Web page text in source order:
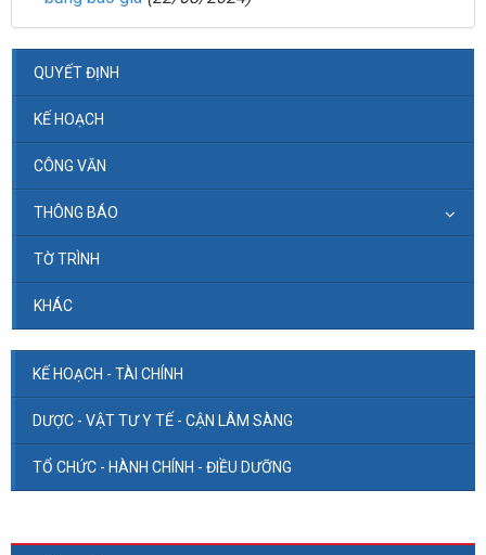
QUYẾT ĐỊNH
KẾ HOẠCH
CÔNG VĂN
THÔNG BÁO
TỜ TRÌNH
KHÁC
KẾ HOẠCH - TÀI CHÍNH
DƯỢC - VẬT TƯ Y TẾ - CẬN LÂM SÀNG
TỔ CHỨC - HÀNH CHÍNH - ĐIỀU DƯỠNG